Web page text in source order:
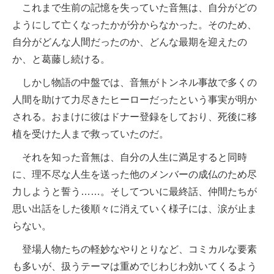
これまで生前の記憶を失っていた音無は、自分がどの
ようにして亡くなったかが分からなかった。そのため、
自分がどんな人間だったのか、どんな最期を迎えたの
か、と葛藤し続ける。
しかし物語の中盤では、音無がトンネル事故で多くの
人間を助けて力尽きたヒーローだったという事実が明か
される。おまけに彼はドナー登録をしており、死後に移
植を受けた人まで救っていたのだ。
それを知った音無は、自分の人生に満足すると同時
に、理不尽な人生を送った他のメンバーの成仏のため尽
力しようと誓う……。そしてついに最終話、仲間たちが
思い出話をした後順々に消えていく様子には、涙が止ま
らない。
登場人物たちの軽妙なやりとりなど、コミカルな要素
も多いが、扱うテーマは重めでじわじわ効いてくるよう